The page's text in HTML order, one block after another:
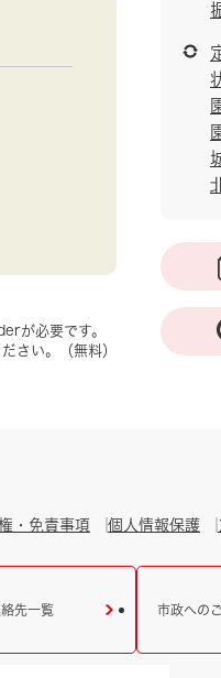
が必要です。
さい。（無料）
・免責事項 個人情報保護
先一覧 市政への